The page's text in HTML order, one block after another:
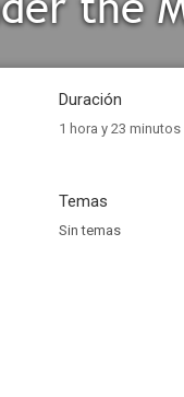
Duración
1 hora y 23 minutos
Temas
Sin temas